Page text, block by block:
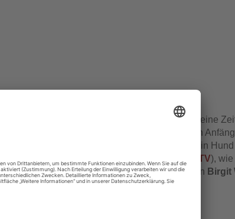
School Drehbuch unternahmen am 8.4.25 eine
Gründer
berichtete von den
) darüber, welche Anforderungen es gibt, wenn ein
(33.Ausbildung zum Autor/in für Film & TV),
moderiert von MSD-Dozentin und Dramaturgin Birgit